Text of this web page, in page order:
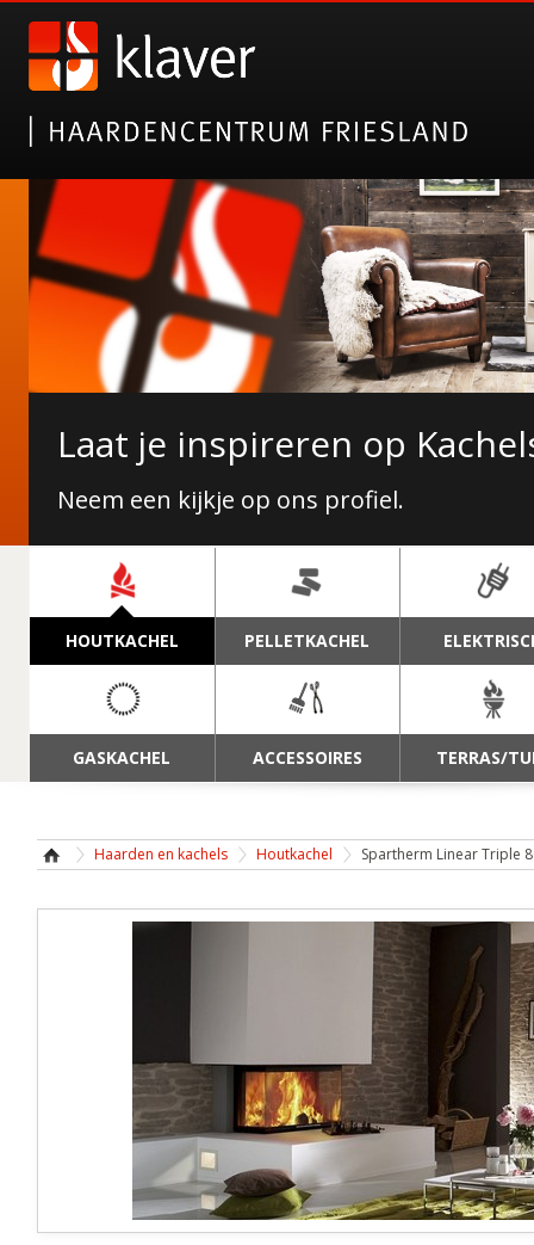
Nieuwe collectie
Janco de Jong!
Laat je inspireren op
Neem een kijkje op ons profiel.
NAVIGATIE
HOUTKACHEL PELLETKACHEL
GASKACHEL ACCESSOIRES TERRAS/
Haarden en kachels Houtkachel Spartherm Linear Triple